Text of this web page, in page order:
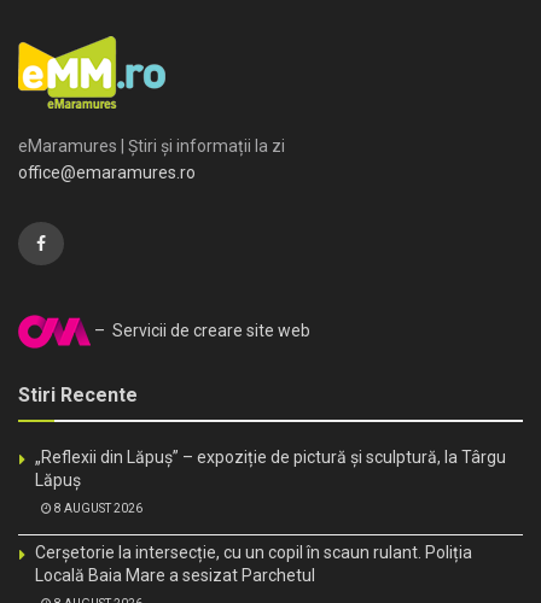
eMaramures | Știri și informații la zi
office@emaramures.ro
– Servicii de creare site web
Stiri Recente
„Reflexii din Lăpuș” – expoziție de pictură și sculptură, la Târgu
Lăpuș
8 AUGUST 2026
Cerșetorie la intersecție, cu un copil în scaun rulant. Poliția
Locală Baia Mare a sesizat Parchetul